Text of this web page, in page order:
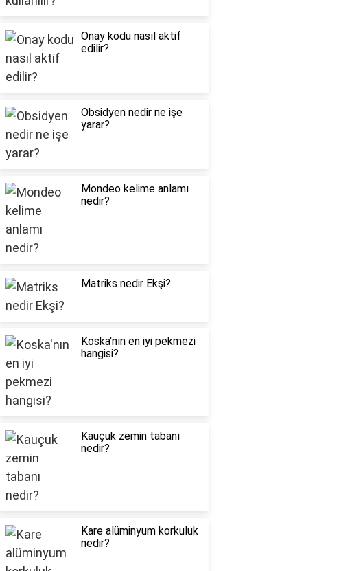
Onay kodu nasıl aktif
edilir?
Obsidyen nedir ne işe
yarar?
Mondeo kelime anlamı
nedir?
Matriks nedir Ekşi?
Koska'nın en iyi pekmezi
hangisi?
Kauçuk zemin tabanı
nedir?
Kare alüminyum korkuluk
nedir?